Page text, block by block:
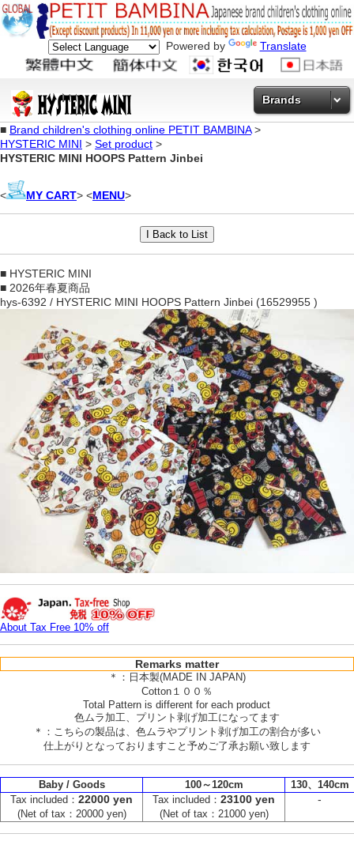
Powered by Translate
Brands
■ Brand children's clothing online PETIT BAMBINA>
HYSTERIC MINI > Set product >
HYSTERIC MINI HOOPS Pattern Jinbei
< MY CART> <MENU>
■ HYSTERIC MINI
■ 2026年春夏商品
hys-6392 / HYSTERIC MINI HOOPS Pattern Jinbei (16529955 )
About Tax Free 10% off
Remarks matter
＊：日本製(MADE IN JAPAN)
Cotton１００％
Total Pattern is different for each product
色ムラ加工、プリント剥げ加工になってます
＊：こちらの製品は、色ムラやプリント剥げ加工の割合が多い
仕上がりとなっておりますこと予めご了承お願い致します
Baby / Goods 100～120cm
130、140cm
Tax included： 22000 yen
(Net of tax：20000 yen)
Tax included： 23100 yen
(Net of tax：21000 yen)
-